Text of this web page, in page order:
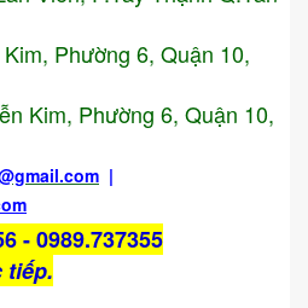
Phường 6, Quận 10,
Kim, Phường 6, Quận 10,
|
- 0989.737355
tiếp.